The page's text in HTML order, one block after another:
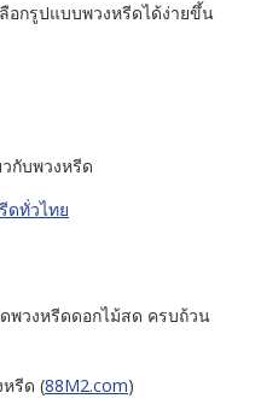
อกรูปแบบพวงหรีดได้ง่ายขึ้น
กับพวงหรีด
ดทั่วไทย
วงหรีดดอกไม้สด ครบถ้วน
หรีด (88M2.com)